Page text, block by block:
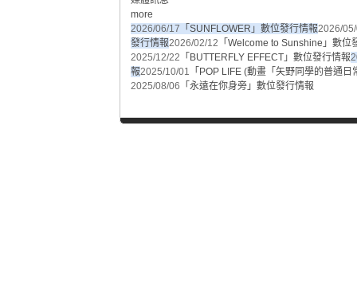
more
2026/06/17 「SUNFLOWER」數位發行情報2026/
發行情報2026/02/12 「Welcome to Sunshine」數位
2025/12/22 「BUTTERFLY EFFECT」數位發行情報
報2025/10/01 「POP LIFE (動畫「矢野同學的普通
2025/08/06 「永遠在你身旁」數位發行情報